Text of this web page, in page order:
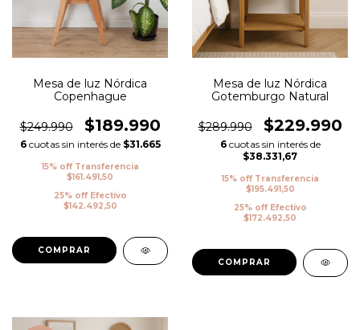
Mesa de luz Nórdica
Copenhague
$249.990 $189.990
6 cuotas sin interés de $31.665
15% off Transferencia
$161.491,50
25% off Efectivo
$142.492,50
COMPRAR
Mesa de luz Nórdica
Gotemburgo Natural
$289.990 $229.990
6 cuotas sin interés de
$38.331,67
15% off Transferencia
$195.491,50
25% off Efectivo
$172.492,50
COMPRAR